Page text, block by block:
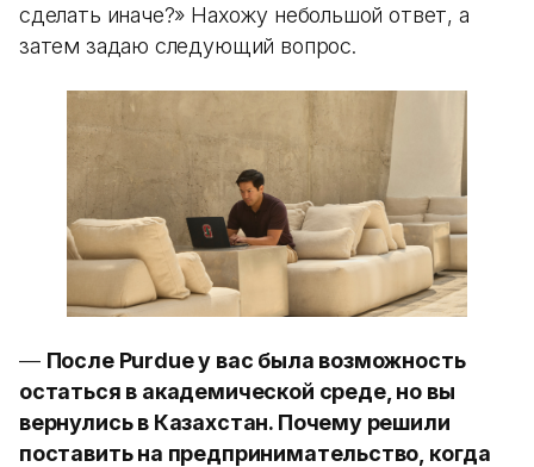
сделать иначе?» Нахожу небольшой ответ, а
затем задаю следующий вопрос.
— После Purdue у вас была возможность
остаться в академической среде, но вы
вернулись в Казахстан. Почему решили
поставить на предпринимательство, когда